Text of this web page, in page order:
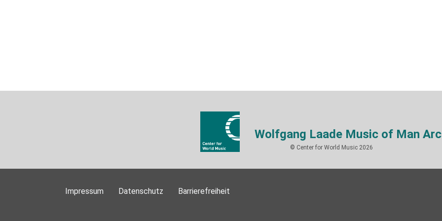
Wolfgang Laade Music of Man
© Center for World Music 2026
Impressum Datenschutz Barrierefreiheit